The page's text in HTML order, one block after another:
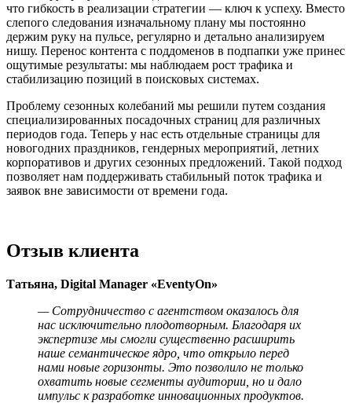
что гибкость в реализации стратегии — ключ к успеху. Вместо
слепого следования изначальному плану мы постоянно
держим руку на пульсе, регулярно и детально анализируем
нишу. Перенос контента с поддоменов в подпапки уже принес
ощутимые результаты: мы наблюдаем рост трафика и
стабилизацию позиций в поисковых системах.
Проблему сезонных колебаний мы решили путем создания
специализированных посадочных страниц для различных
периодов года. Теперь у нас есть отдельные страницы для
новогодних праздников, гендерных мероприятий, летних
корпоративов и других сезонных предложений. Такой подход
позволяет нам поддерживать стабильный поток трафика и
заявок вне зависимости от времени года.
Отзыв клиента
Татьяна, Digital Manager «EventyOn»
— Сотрудничество с агентством оказалось для
нас исключительно плодотворным. Благодаря их
экспертизе мы смогли существенно расширить
наше семантическое ядро, что открыло перед
нами новые горизонты. Это позволило не только
охватить новые сегменты аудитории, но и дало
импульс к разработке инновационных продуктов.